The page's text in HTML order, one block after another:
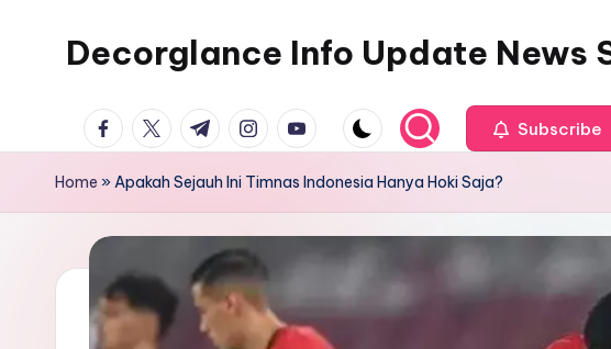
Decorglance Info Update News
adalah
sebuah
portal
olahraga
terupdate.
facebook.com
twitter.com
t.me instagram.com
youtube.com Subscribe
Home »Apakah Sejauh Ini Timnas Indonesia Hanya Hoki Saja?